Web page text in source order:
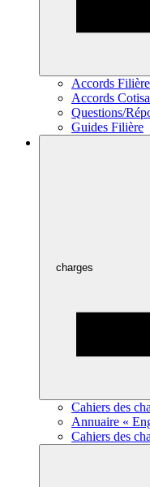
Accords Filière
Accords
Questions/
Guides Filière
charges
Cahiers des
Annuaire «
Cahiers des